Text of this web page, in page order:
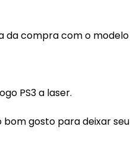
da compra com o modelo
PS3 a laser.
bom gosto para deixar seu